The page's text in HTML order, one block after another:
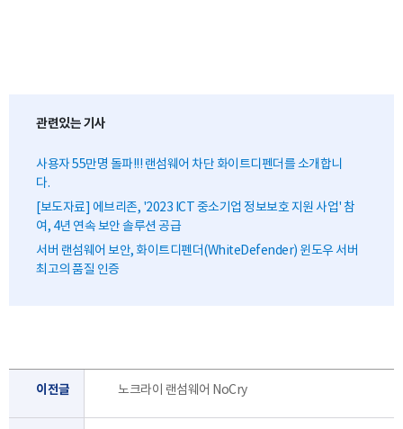
관련있는 기사
사용자 55만명 돌파!!! 랜섬웨어 차단 화이트디펜더를 소개합니
다.
[보도자료] 에브리존, '2023 ICT 중소기업 정보보호 지원 사업' 참
여, 4년 연속 보안 솔루션 공급
서버 랜섬웨어 보안, 화이트디펜더(WhiteDefender) 윈도우 서버
최고의 품질 인증
이전글 노크라이 랜섬웨어 NoCry